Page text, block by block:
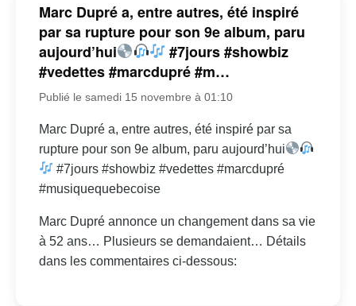
Marc Dupré a, entre autres, été inspiré
par sa rupture pour son 9e album, paru
aujourd’hui
#7jours #showbiz
#vedettes #marcdupré #m…
Publié le samedi 15 novembre à 01:10
Marc Dupré a, entre autres, été inspiré par sa
rupture pour son 9e album, paru aujourd’hui
#7jours #showbiz #vedettes #marcdupré
#musiquequebecoise
Marc Dupré annonce un changement dans sa vie
à 52 ans… Plusieurs se demandaient… Détails
dans les commentaires ci-dessous: